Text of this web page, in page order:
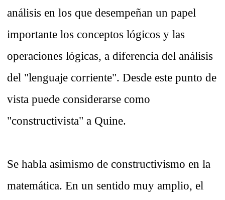
análisis en los que desempeñan un papel
importante los conceptos lógicos y las
operaciones lógicas, a diferencia del análisis
del "lenguaje corriente". Desde este punto de
vista puede considerarse como
"constructivista" a Quine.
Se habla asimismo de constructivismo en la
matemática. En un sentido muy amplio, el